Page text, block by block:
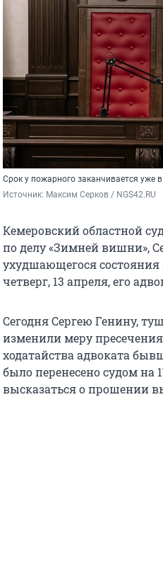
Срок у пожарного заканчивается уже
Источник: Максим Серков / NGS42.RU
Кемеровский областной
по делу «Зимней вишни»,
ухудшающегося состояния
четверг, 13 апреля, его
Сегодня Сергею Генину,
изменили меру
ходатайства адвоката
было перенесено судом на
высказаться о прошении